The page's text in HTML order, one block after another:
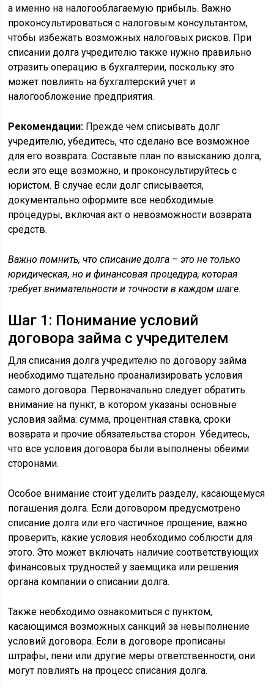
а именно на налогооблагаемую прибыль. Важно
проконсультироваться с налоговым консультантом,
чтобы избежать возможных налоговых рисков. При
списании долга учредителю также нужно правильно
отразить операцию в бухгалтерии, поскольку это
может повлиять на бухгалтерский учет и
налогообложение предприятия.
Рекомендации: Прежде чем списывать долг
учредителю, убедитесь, что сделано все возможное
для его возврата. Составьте план по взысканию долга,
если это еще возможно, и проконсультируйтесь с
юристом. В случае если долг списывается,
документально оформите все необходимые
процедуры, включая акт о невозможности возврата
средств.
Важно помнить, что списание долга – это не только
юридическая, но и финансовая процедура, которая
требует внимательности и точности в каждом шаге.
Шаг 1: Понимание условий
договора займа с учредителем
Для списания долга учредителю по договору займа
необходимо тщательно проанализировать условия
самого договора. Первоначально следует обратить
внимание на пункт, в котором указаны основные
условия займа: сумма, процентная ставка, сроки
возврата и прочие обязательства сторон. Убедитесь,
что все условия договора были выполнены обеими
сторонами.
Особое внимание стоит уделить разделу, касающемуся
погашения долга. Если договором предусмотрено
списание долга или его частичное прощение, важно
проверить, какие условия необходимо соблюсти для
этого. Это может включать наличие соответствующих
финансовых трудностей у заемщика или решения
органа компании о списании долга.
Также необходимо ознакомиться с пунктом,
касающимся возможных санкций за невыполнение
условий договора. Если в договоре прописаны
штрафы, пени или другие меры ответственности, они
могут повлиять на процесс списания долга.